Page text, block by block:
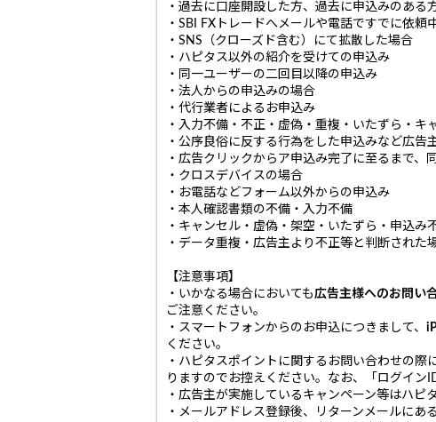
・過去に口座開設した方、過去に申込みのある
・SBI FXトレードへメールや電話ですでに依
・SNS（クローズド含む）にて拡散した場合
・ハピタス以外の紹介を受けての申込み
・同一ユーザーの二回目以降の申込み
・法人からの申込みの場合
・代行業者によるお申込み
・入力不備・不正・虚偽・重複・いたずら・キ
・公序良俗に反する行為をした申込みなど広告
・広告クリックからア申込み完了に至るまで
・クロスデバイスの場合
・お電話などフォーム以外からの申込み
・本人確認書類の不備・入力不備
・キャンセル・虚偽・架空・いたずら・申込み
・データ重複・広告主より不正等と判断された
【注意事項】
・いかなる場合においても広告主様へのお問い
ご注意ください。
・スマートフォンからのお申込につきまして、
ください。
・ハピタスポイントに関するお問い合わせの際
りますのでお控えください。なお、「ログイ
・広告主が実施しているキャンペーン等はハ
・メールアドレス登録後、リターンメールに